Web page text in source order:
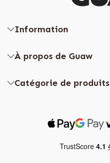
Information
À propos de Guaw
Catégorie de produits